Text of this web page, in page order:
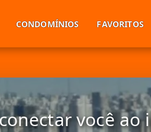
CONDOMÍNIOS FAVORITOS
você